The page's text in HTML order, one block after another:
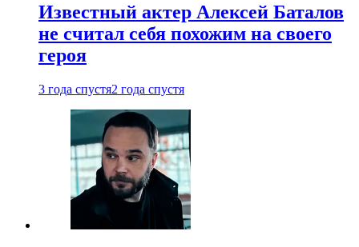
Известный актер Алексей Баталов
не считал себя похожим на своего
героя
3 года спустя2 года спустя